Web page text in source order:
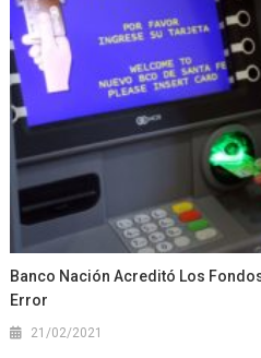
Banco Nación Acreditó Los
Error
21/02/2021